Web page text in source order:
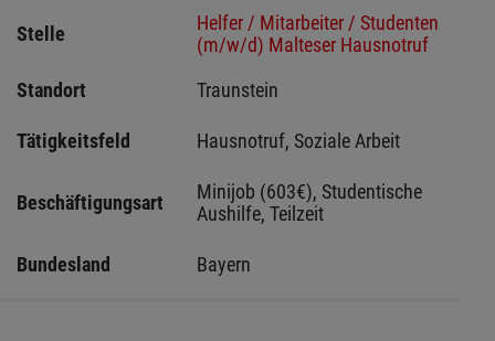
Stelle
Helfer / Mitarbeiter / Studenten
(m/w/d) Malteser Hausnotruf
Standort
Traunstein
Tätigkeitsfeld Hausnotruf, Soziale Arbeit
Beschäftigungsart
Minijob (603€), Studentische
Aushilfe, Teilzeit
Bundesland Bayern